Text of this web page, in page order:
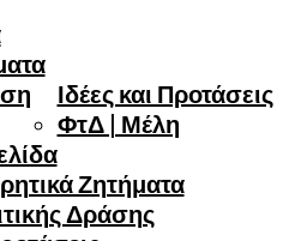
Ιδέες και Προτάσεις
ΦτΔ | Μέλη
Ζητήματα
Δράσης